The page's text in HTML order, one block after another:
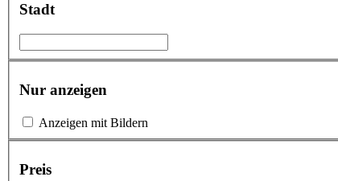
Stadt
Nur anzeigen
Anzeigen mit Bildern
Preis